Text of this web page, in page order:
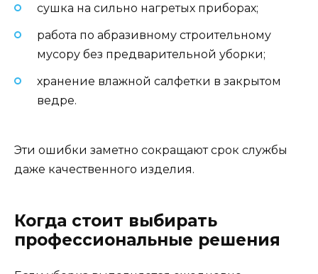
сушка на сильно нагретых приборах;
работа по абразивному строительному
мусору без предварительной уборки;
хранение влажной салфетки в закрытом
ведре.
Эти ошибки заметно сокращают срок службы
даже качественного изделия.
Когда стоит выбирать
профессиональные решения